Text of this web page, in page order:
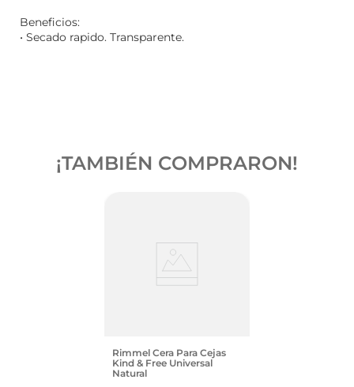
Beneficios:
• Secado rapido. Transparente.
¡TAMBIÉN COMPRARON!
Rimmel Cera Para Cejas
Kind & Free Universal
Natural